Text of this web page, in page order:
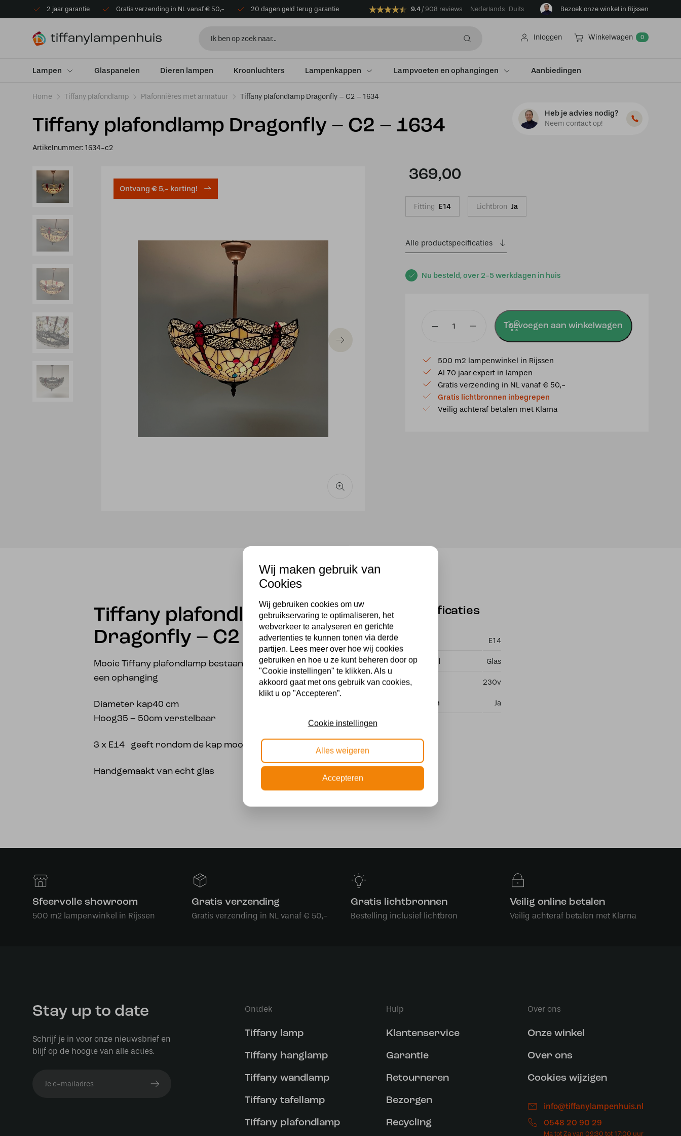
2 jaar garantie Gratis verzending in NL vanaf € 50,- 20 dagen geld terug garantie 9.4 908 reviews Nederlands Duits Bezoek onze winkel in Rijssen
Inloggen Winkelwagen 0
Lampen Glaspanelen Dieren lampen Kroonluchters Lampenkappen Lampvoeten en ophangingen Aanbiedingen
Home Tiffany plafondlamp Plafonnières met armatuur Tiffany plafondlamp Dragonfly – C2 – 1634
Tiffany plafondlamp Dragonfly – C2 – 1634
Artikelnummer: 1634-c2
Heb je advies nodig?
Neem contact op!
Ontvang € 5,- korting!
Nu besteld, over 2-5 werkdagen in huis
369,00
Fitting E14 Lichtbron Ja
Alle productspecificaties
Dragonfly
C2
1634
Toevoegen aan winkelwagen
500 m2 lampenwinkel in Rijssen
Al 70 jaar expert in lampen
Gratis verzending in NL vanaf € 50,-
Gratis lichtbronnen inbegrepen
Veilig achteraf betalen met Klarna
Tiffany plafondlamp
Dragonfly – C2 – 1634
Mooie Tiffany plafondlamp bestaande uit een kap en
een ophanging
Diameter kap40 cm
Hoog35 – 50cm verstelbaar
3 x E14 geeft rondom de kap mooi licht
Handgemaakt van echt glas
Specificaties
E14
Materiaal Glas
Voeding 230v
Lichtbron Ja
Sfeervolle showroom
500 m2 lampenwinkel in Rijssen
Gratis verzending
Gratis verzending in NL vanaf € 50,-
Gratis lichtbronnen
Bestelling inclusief lichtbron
Veilig online betalen
Veilig achteraf betalen met Klarna
Stay up to date
Schrijf je in voor onze nieuwsbrief en
blijf op de hoogte van alle acties.
Ontdek
Tiffany lamp
Tiffany hanglamp
Tiffany wandlamp
Tiffany tafellamp
Tiffany plafondlamp
Hulp
Klantenservice
Garantie
Retourneren
Bezorgen
Recycling
Over ons
Onze winkel
Over ons
Cookies wijzigen
info@tiffanylampenhuis.nl
0548 20 90 29
Wij maken gebruik van
Cookies
Wij gebruiken cookies om uw
gebruikservaring te optimaliseren, het
webverkeer te analyseren en gerichte
advertenties te kunnen tonen via derde
partijen. Lees meer over hoe wij cookies
gebruiken en hoe u ze kunt beheren door op
"Cookie instellingen" te klikken. Als u
akkoord gaat met ons gebruik van cookies,
klikt u op "Accepteren”.
Cookie instellingen
Alles weigeren
Accepteren